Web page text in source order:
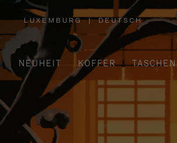
LUXEMBURG
,
WÄHLEN
SIE
IHRE
REGION
AUS
| DEUTSCH
NEUHEIT KOFFER TASCHEN